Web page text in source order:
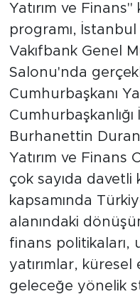
Yatırım ve Finans"
programı,
Vakıfbank Genel
Salonu'nda
Cumhurbaşkanı
Cumhurbaşkanlığı
Burhanettin Duran
Yatırım ve Finans
çok sayıda davetli
kapsamında
alanındaki
finans politikaları,
yatırımlar,
geleceğe yönelik